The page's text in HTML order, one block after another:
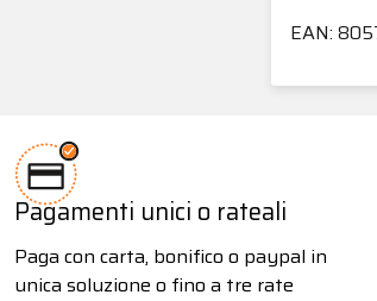
EAN:
Pagamenti unici o rateali
Paga con carta, bonifico o paypal in
unica soluzione o fino a tre rate